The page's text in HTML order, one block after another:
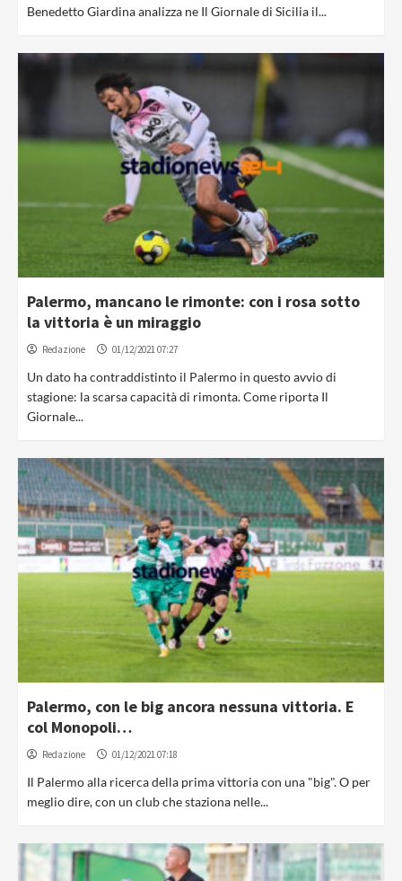
Benedetto Giardina analizza ne Il Giornale di Sicilia il...
Palermo, mancano le rimonte: con i rosa sotto
la vittoria è un miraggio
Redazione 01/12/2021 07:27
Un dato ha contraddistinto il Palermo in questo avvio di
stagione: la scarsa capacità di rimonta. Come riporta Il
Giornale...
Palermo, con le big ancora nessuna vittoria. E
col Monopoli…
Redazione 01/12/2021 07:18
Il Palermo alla ricerca della prima vittoria con una "big". O per
meglio dire, con un club che staziona nelle...